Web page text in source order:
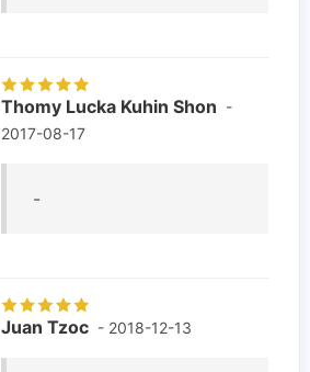
Thomy Lucka Kuhin Shon -
2017-08-17
-
Juan Tzoc - 2018-12-13